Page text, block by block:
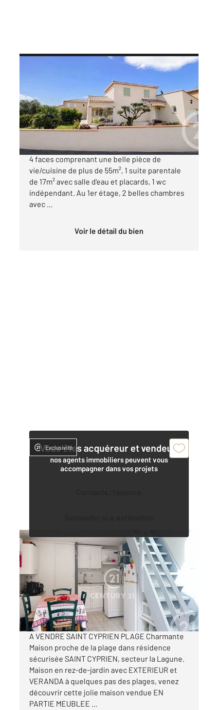
Maison à vendre
459 000 €
EMPLACEMENT RARE SUR ST CYPRIEN !!! Villa
4 faces comprenant une belle pièce de
vie/cuisine de plus de 55m², 1 suite parentale
de 17m² avec salle d'eau et placards, 1 wc
indépendant. Au 1er étage, 2 belles chambres
avec ...
Voir le détail du bien
Vous êtes acquéreur et vendeur,
nos agents immobiliers peuvent vous
accompagner dans vos projets
Contacter l'agence
Demander une estimation
Exclusivité
ST CYPRIEN 66
, 2 pièces
Maison à vendre
135 000 €
Visiter le site dédié
A VENDRE SAINT CYPRIEN PLAGE Charmante
Maison proche de la plage dans résidence
sécurisée SAINT CYPRIEN, secteur la Lagune.
Maison en rez-de-jardin avec EXTERIEUR et
VERANDA à quelques pas des plages, venez
découvrir cette jolie maison vendue EN
PARTIE MEUBLEE ...